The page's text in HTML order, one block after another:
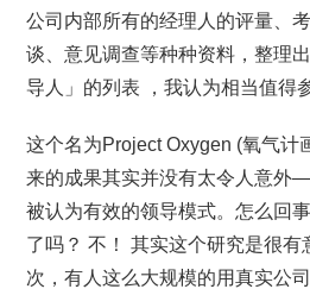
公司内部所有的经理人的评量、
谈、意见调查等种种资料，整理
导人」的列表 ，我认为相当值得
这个名为Project Oxygen (氧气计
来的成果其实并没有太令人意外
被认为有效的领导模式。怎么回
了吗？ 不！ 其实这个研究是很有
次，有人这么大规模的用真实公